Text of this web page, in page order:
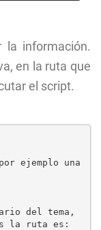
información.
en la ruta que
el script.
ejemplo una
del tema,
la ruta es: